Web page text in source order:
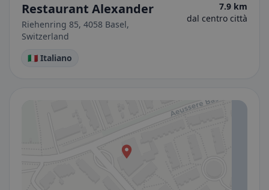
Restaurant Alexander
Riehenring 85, 4058 Basel,
Switzerland
7.9 km
dal centro città
🇮🇹 Italiano